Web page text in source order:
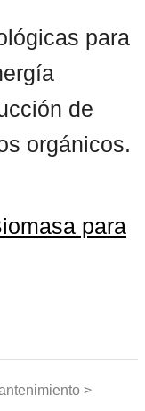
para
de
orgánicos.
para
>